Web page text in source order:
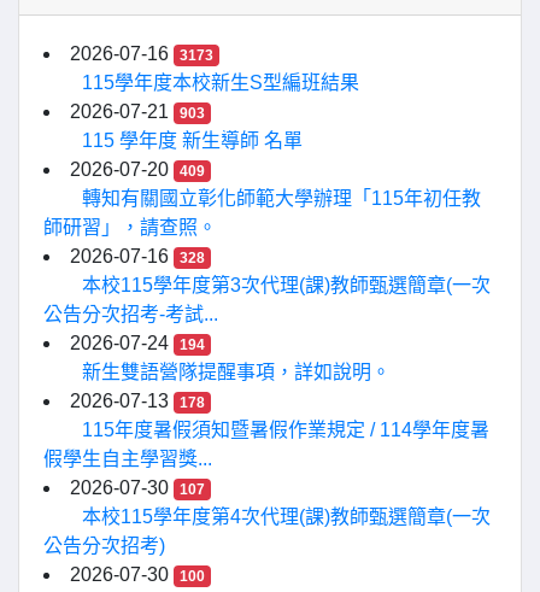
2026-07-16 3173
115學年度本校新生S型編班結果
2026-07-21
903
115 學年度 新生導師 名單
2026-07-20
409
轉知有關國立彰化師範大學辦理「115年初任教
師研習」，請查照。
2026-07-16
328
本校115學年度第3次代理(課)教師甄選簡章(一次
公告分次招考-考試...
2026-07-24
194
新生雙語營隊提醒事項，詳如說明。
2026-07-13
178
115年度暑假須知暨暑假作業規定 / 114學年度暑
假學生自主學習獎...
2026-07-30
107
本校115學年度第4次代理(課)教師甄選簡章(一次
公告分次招考)
2026-07-30
100